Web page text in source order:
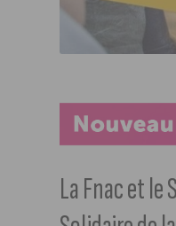
La Fnac et